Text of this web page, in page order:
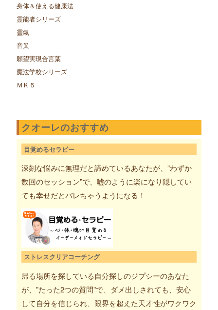
身体＆使える健康法
霊能者シリーズ
靈氣
音叉
願望実現合言葉
魔法学校シリーズ
ＭＫ５
クオーレのおすすめ
目覚めるセラピー
深刻な悩みに無理だと諦めているあなたが、”わずか
数回のセッション”で、嘘のように楽になり隠してい
ても幸せだとバレちゃうようになる！
ストレスクリアコーチング
帰る場所を探している自分探しのジプシーのあなた
が、”たった2つの質問”で、ダメ出しされても、安心
して自分を信じられ、限界を超えた天才性がワクワク